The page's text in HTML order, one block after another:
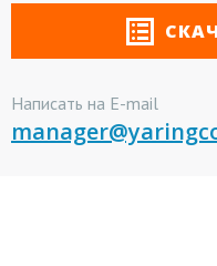
Написать на E-mail